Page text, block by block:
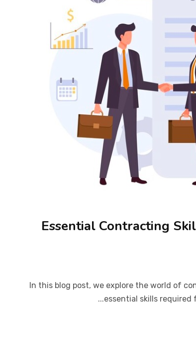
Essential Contracting
In this blog post, we explore the world of
essential skills required